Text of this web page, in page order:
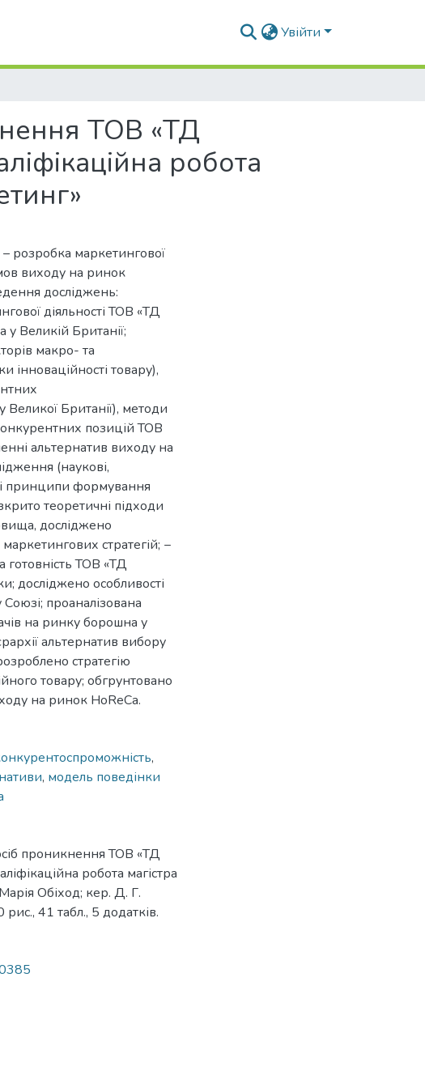
Увійти
ТОВ «ТД
робота
– розробка маркетингової
виходу на ринок
досліджень:
діяльності ТОВ «ТД
Великій Британії;
макро- та
товару),
Британії), методи
позицій ТОВ
альтернатив виходу на
(наукові,
принципи формування
теоретичні підходи
досліджено
стратегій; −
готовність ТОВ «ТД
досліджено особливості
проаналізована
на ринку борошна у
альтернатив вибору
стратегію
товару; обгрунтовано
на ринок HoReCa.
,
, модель поведінки
проникнення ТОВ «ТД
робота магістра
Обіход; кер. Д. Г.
41 табл., 5 додатків.